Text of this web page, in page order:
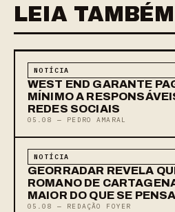
LEIA TAMBÉM
NOTÍCIA
WEST END GARANTE
MÍNIMO A
REDES SOCIAIS
05.08 — PEDRO AMARAL
NOTÍCIA
GEORRADAR REVELA
ROMANO DE
MAIOR DO QUE SE
05.08 — REDAÇÃO FOYER